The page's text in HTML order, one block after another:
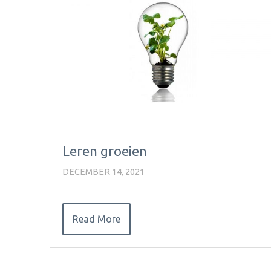
Leren groeien
DECEMBER 14, 2021
Read More